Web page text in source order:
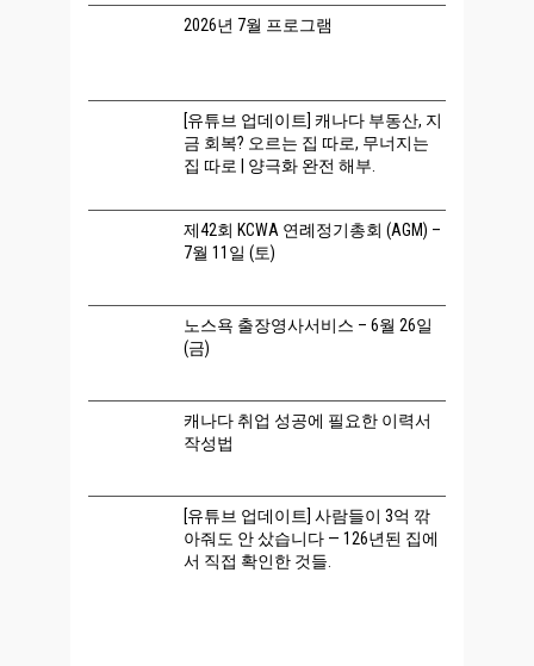
2026년 7월 프로그램
[유튜브 업데이트] 캐나다 부동산, 지
금 회복? 오르는 집 따로, 무너지는
집 따로 | 양극화 완전 해부.
제42회 KCWA 연례정기총회 (AGM) –
7월 11일 (토)
노스욕 출장영사서비스 – 6월 26일
(금)
캐나다 취업 성공에 필요한 이력서
작성법
[유튜브 업데이트] 사람들이 3억 깎
아줘도 안 샀습니다 — 126년된 집에
서 직접 확인한 것들.